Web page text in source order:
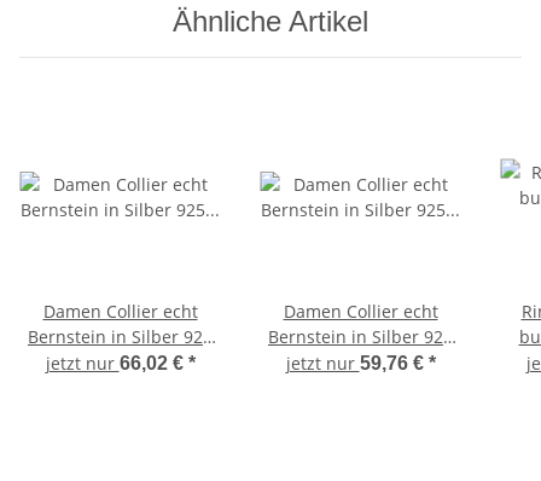
Ähnliche Artikel
Damen Collier echt
Bernstein in Silber 925
Bernsteincollier
jetzt nur 66,02 € *
Damen Collier echt
Bernstein in Silber 925
Bernsteincollier
jetzt nur 59,76 € *